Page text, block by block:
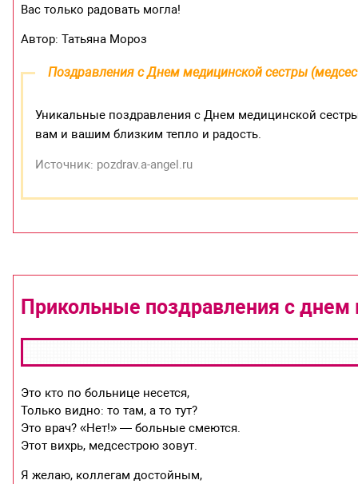
Вас только радовать могла!
Автор: Татьяна Мороз
Поздравления с Днем медицинской сестры
Уникальные поздравления с Днем медицинской
вам и вашим близким тепло и радость.
Источник: pozdrav.a-angel.ru
Прикольные поздравления с
Это кто по больнице несется,
Только видно: то там, а то тут?
Это врач? «Нет!» — больные смеются.
Этот вихрь, медсестрою зовут.
Я желаю, коллегам достойным,